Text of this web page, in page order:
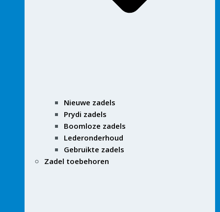
Nieuwe zadels
Prydi zadels
Boomloze zadels
Lederonderhoud
Gebruikte zadels
Zadel toebehoren